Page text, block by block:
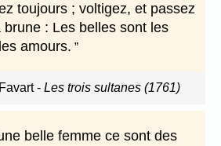
toujours ; voltigez, et passez
: Les belles sont les
amours.
- Les trois sultanes (1761)
belle femme ce sont des